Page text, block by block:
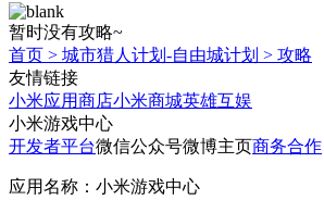
暂时没有攻略~
首页 > 城市猎人计划-自由城计划 > 攻略
友情链接
小米应用商店小米商城英雄互娱
小米游戏中心
开发者平台微信公众号微博主页商务合作
应用名称：小米游戏中心